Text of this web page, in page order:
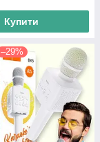
Купити
–29%